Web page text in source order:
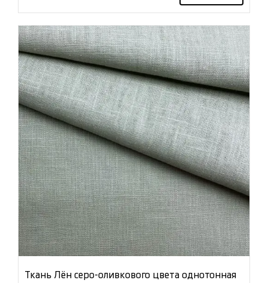
Ткань Лён серо-оливкового цвета однотонная